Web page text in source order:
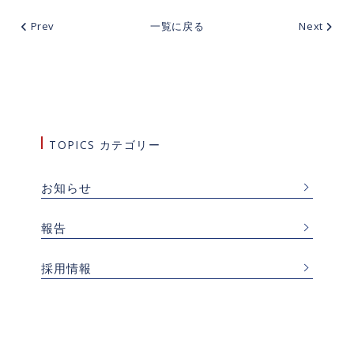
TOPICS カテゴリー
お知らせ
報告
採用情報
Prev 一覧に戻る Next